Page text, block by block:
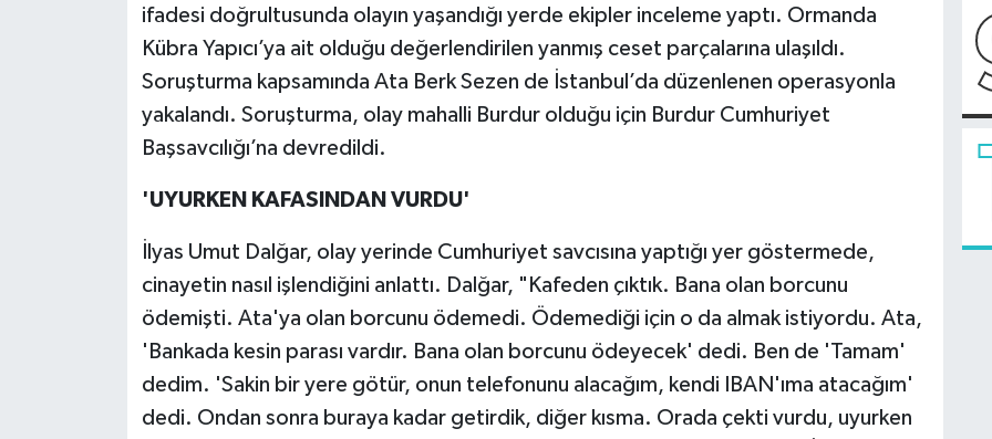
ifadesi doğrultusunda olayın yaşandığı yerde ekipler inceleme yaptı. Ormanda
Kübra Yapıcı’ya ait olduğu değerlendirilen yanmış ceset parçalarına ulaşıldı.
Soruşturma kapsamında Ata Berk Sezen de İstanbul’da düzenlenen operasyonla
yakalandı. Soruşturma, olay mahalli Burdur olduğu için Burdur Cumhuriyet
Başsavcılığı’na devredildi.
'UYURKEN KAFASINDAN VURDU'
İlyas Umut Dalğar, olay yerinde Cumhuriyet savcısına yaptığı yer göstermede,
cinayetin nasıl işlendiğini anlattı. Dalğar, "Kafeden çıktık. Bana olan borcunu
ödemişti. Ata'ya olan borcunu ödemedi. Ödemediği için o da almak istiyordu. Ata,
'Bankada kesin parası vardır. Bana olan borcunu ödeyecek' dedi. Ben de 'Tamam'
dedim. 'Sakin bir yere götür, onun telefonunu alacağım, kendi IBAN'ıma atacağım'
dedi. Ondan sonra buraya kadar getirdik, diğer kısma. Orada çekti vurdu, uyurken